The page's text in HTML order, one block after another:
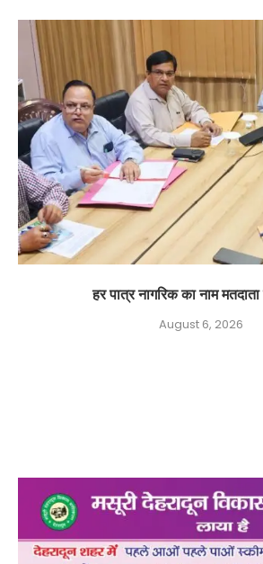
हर पात्र नागरिक का नाम
August 6, 2026